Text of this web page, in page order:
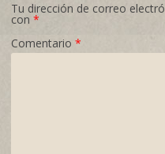
Tu dirección de correo
con *
Comentario *